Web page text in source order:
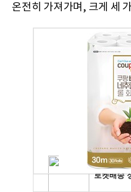
온전히 가져가며, 크게 세